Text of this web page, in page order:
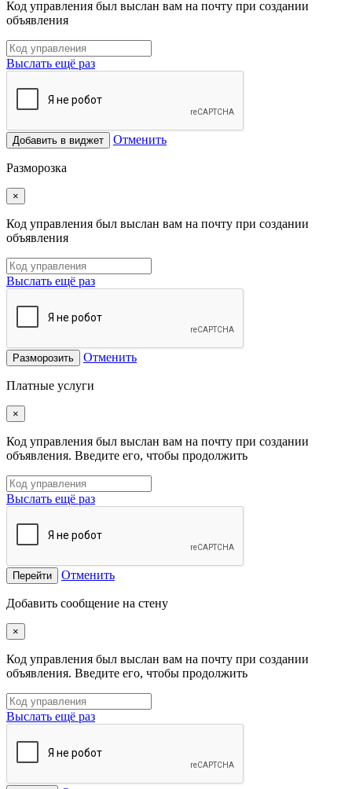
Код управления был выслан вам на почту при создании
объявления
Выслать ещё раз
Добавить в виджет Отменить
Разморозка
×
Код управления был выслан вам на почту при создании
объявления
Выслать ещё раз
Разморозить Отменить
Платные услуги
×
Код управления был выслан вам на почту при создании
объявления. Введите его, чтобы продолжить
Выслать ещё раз
Перейти Отменить
Добавить сообщение на стену
×
Код управления был выслан вам на почту при создании
объявления. Введите его, чтобы продолжить
Выслать ещё раз